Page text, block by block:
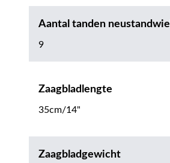
Aantal tanden neustandwiel
9
Zaagbladlengte
35cm/14"
Zaagbladgewicht